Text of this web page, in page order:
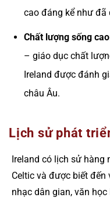
cao đáng kể như đã
Chất lượng sống cao
– giáo dục chất
Ireland được đánh
châu Âu.
Lịch sử phát
Ireland có lịch sử
Celtic và được biết đến
nhạc dân gian, văn